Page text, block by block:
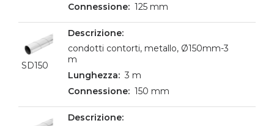
125 mm
SD150
condotti contorti, metallo, Ø150mm-3
m
3 m
150 mm